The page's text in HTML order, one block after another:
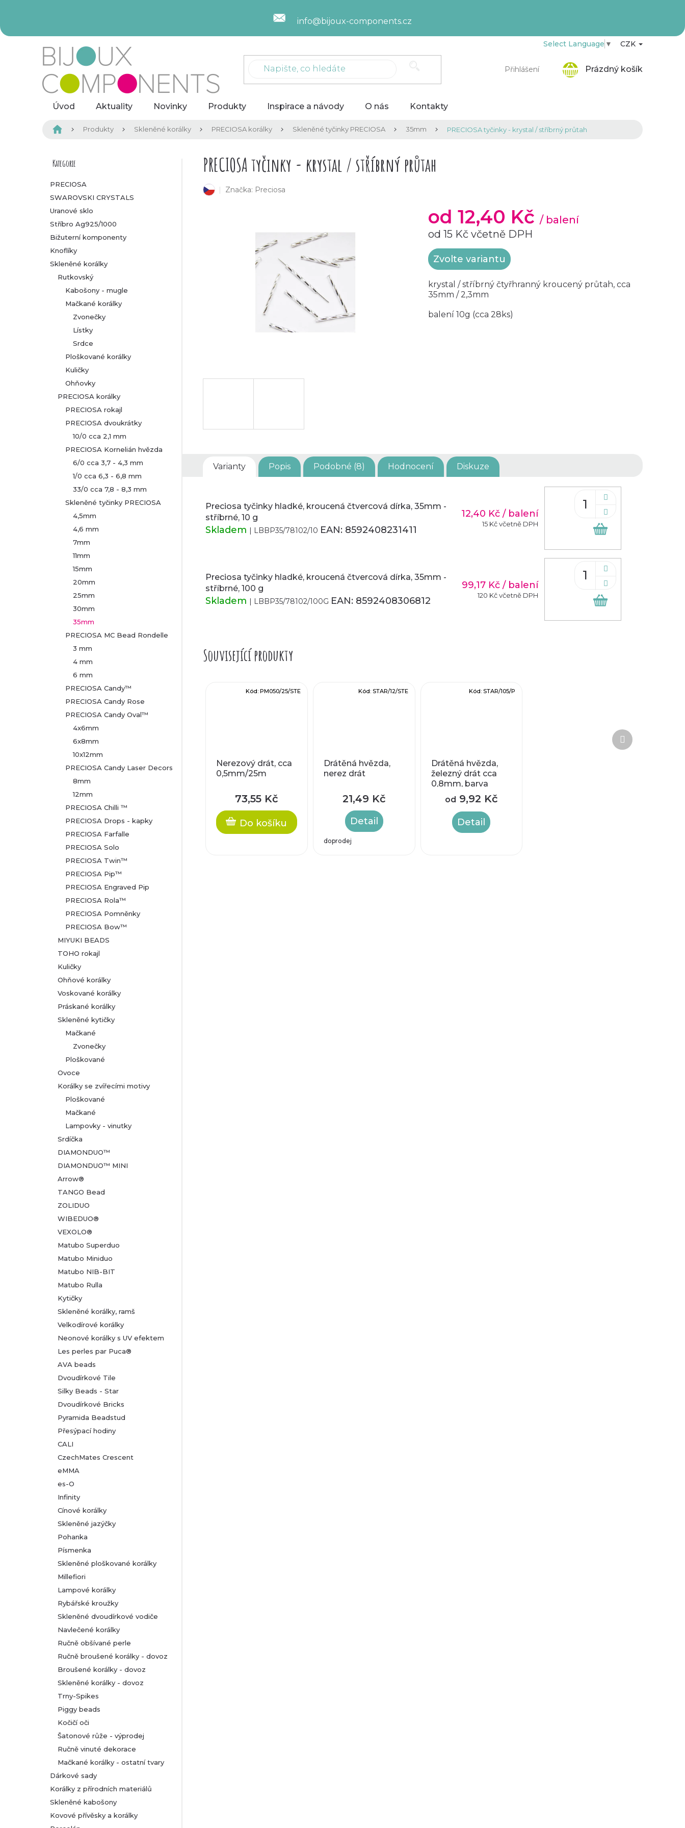
info@bijoux-components.cz
Přihlášení
Select Language ▼ CZK
Prázdný košík
Úvod Aktuality Novinky Produkty Inspirace a návody O nás Kontakty
Domů Produkty Skleněné korálky PRECIOSA korálky Skleněné tyčinky PRECIOSA 35mm PRECIOSA tyčinky - krystal / stříbrný průtah
P
o
s
t
r
a
Přeskočit
Kategorie
PRECIOSA
SWAROVSKI CRYSTALS
Uranové sklo
Stříbro Ag925/1000
Bižuterní komponenty
Knoflíky
Skleněné korálky
Rutkovský
Kabošony - mugle
Mačkané korálky
Zvonečky
Lístky
Srdce
Ploškované korálky
Kuličky
Ohňovky
PRECIOSA korálky
PRECIOSA rokajl
PRECIOSA dvoukrátky
10/0 cca 2,1 mm
PRECIOSA Kornelián hvězda
6/0 cca 3,7 - 4,3 mm
1/0 cca 6,3 - 6,8 mm
33/0 cca 7,8 - 8,3 mm
Skleněné tyčinky PRECIOSA
4,5mm
4,6 mm
7mm
11mm
15mm
20mm
25mm
30mm
35mm
PRECIOSA MC Bead Rondelle
3 mm
4 mm
6 mm
PRECIOSA Candy™
PRECIOSA Candy Rose
PRECIOSA Candy Oval™
4x6mm
6x8mm
10x12mm
PRECIOSA Candy Laser Decors
8mm
12mm
PRECIOSA Chilli ™
PRECIOSA Drops - kapky
PRECIOSA Farfalle
PRECIOSA Solo
PRECIOSA Twin™
PRECIOSA Pip™
PRECIOSA Engraved Pip
PRECIOSA Rola™
PRECIOSA Pomněnky
PRECIOSA Bow™
MIYUKI BEADS
TOHO rokajl
Kuličky
Ohňové korálky
Voskované korálky
Práskané korálky
Skleněné kytičky
Mačkané
Zvonečky
Ploškované
Ovoce
Korálky se zvířecími motivy
Ploškované
Mačkané
Lampovky - vinutky
Srdíčka
DIAMONDUO™
DIAMONDUO™ MINI
Arrow®
TANGO Bead
ZOLIDUO
WIBEDUO®
VEXOLO®
Matubo Superduo
Matubo Miniduo
Matubo NIB-BIT
Matubo Rulla
Kytičky
Skleněné korálky, ramš
Velkodírové korálky
Neonové korálky s UV efektem
Les perles par Puca®
AVA beads
Dvoudírkové Tile
Silky Beads - Star
Dvoudírkové Bricks
Pyramida Beadstud
Přesýpací hodiny
CALI
CzechMates Crescent
eMMA
es-O
Infinity
Cínové korálky
Skleněné jazýčky
Pohanka
Písmenka
Skleněné ploškované korálky
Millefiori
Lampové korálky
Rybářské kroužky
Skleněné dvoudírkové vodiče
Navlečené korálky
Ručně obšívané perle
Ručně broušené korálky - dovoz
Broušené korálky - dovoz
Skleněné korálky - dovoz
Trny-Spikes
Piggy beads
Kočičí oči
Šatonové růže - výprodej
Ručně vinuté dekorace
Mačkané korálky - ostatní tvary
Dárkové sady
Korálky z přírodních materiálů
Skleněné kabošony
Kovové přívěsky a korálky
PRECIOSA tyčinky - krystal / stříbrný průtah
Značka: Preciosa
od 12,40 Kč / balení
od 15 Kčvčetně DPH
Měrná
cena:
Zvolte variantu
krystal / stříbrný čtyřhranný kroucený průtah, cca
35mm / 2,3mm
balení 10g (cca 28ks)
Varianty Popis Podobné (8) Hodnocení Diskuze
Preciosa tyčinky hladké, kroucená čtvercová dírka, 35mm -
stříbrné, 10 g
Skladem | LBBP35/78102/10 EAN: 8592408231411
12,40 Kč / balení
15 Kč včetně DPH
Preciosa tyčinky hladké, kroucená čtvercová dírka, 35mm -
stříbrné, 100 g
Skladem | LBBP35/78102/100G EAN: 8592408306812
99,17 Kč / balení
120 Kč včetně DPH
Související produkty
Nerezový drát, cca
0,5mm/25m
73,55 Kč
Do košíku
Kód: PM050/25/STE
Drátěná hvězda,
nerez drát
21,49 Kč
Detail
doprodej
Kód: STAR/12/STE
Drátěná hvězda,
železný drát cca
0,8mm, barva
platina
od 9,92 Kč
Detail
Kód:STAR/105/P
Další
produkt